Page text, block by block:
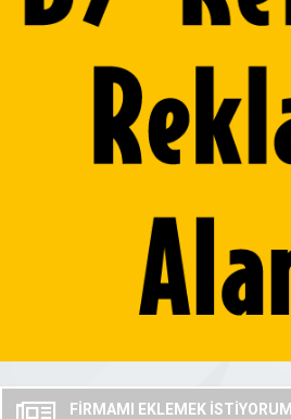
FİRMAMI EKLEMEK İSTİYORUM